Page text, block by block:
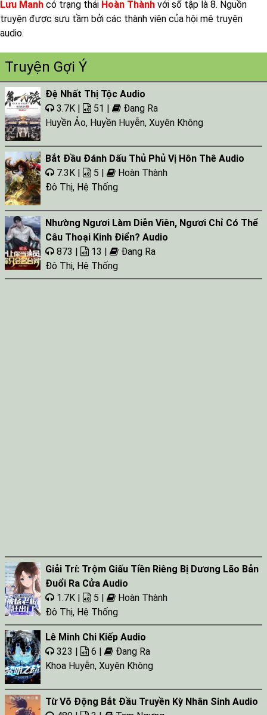
Lưu Manh có trạng thái Hoàn Thành với số tập là 8. Nguồn
truyện được sưu tầm bởi các thành viên của hội mê truyện
audio.
Truyện Gợi Ý
Đệ Nhất Thị Tộc Audio
3.7K |
51 |
Đang Ra
Huyền Ảo, Huyền Huyễn, Xuyên Không
Bắt Đầu Đánh Dấu Thủ Phủ Vị Hôn Thê Audio
7.3K |
5 |
Hoàn Thành
Đô Thị, Hệ Thống
Nhường Ngươi Làm Diễn Viên, Ngươi Chỉ Có Thể
Câu Thoại Kinh Điển? Audio
873 |
13 |
Đang Ra
Đô Thị, Hệ Thống
Giải Trí: Trộm Giấu Tiền Riêng Bị Dương Lão Bản
Đuổi Ra Cửa Audio
1.7K |
5 |
Hoàn Thành
Đô Thị, Hệ Thống
Lê Minh Chi Kiếp Audio
323 |
6 |
Đang Ra
Khoa Huyễn, Xuyên Không
Từ Võ Động Bắt Đầu Truyền Kỳ Nhân Sinh Audio